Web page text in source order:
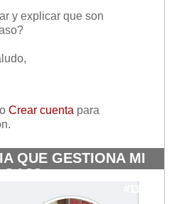
y explicar que son
o Crear cuenta para
QUE GESTIONA MI